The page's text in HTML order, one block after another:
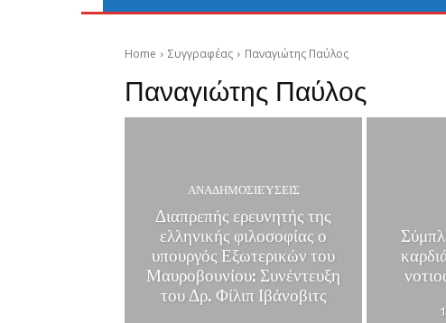
Home Συγγραφέας Παναγιώτης Παύλος
Παναγιώτης Παύλος
ΑΝΑΔΗΜΟΣΙΕΎΣΕΙΣ
Διαπρεπής ερευνητής της
ελληνικής φιλοσοφίας ο
υπουργός Εξωτερικών του
Μαυροβουνίου: Συνέντευξη
του Δρ. Φίλιπ Ιβάνοβιτς